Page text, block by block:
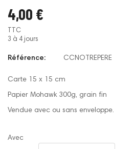
4,00 €
TTC
3 à 4 jours
Référence: CCNOTREPERE
Carte 15 x 15 cm
Papier Mohawk 300g, grain fin
Vendue avec ou sans enveloppe.
Avec